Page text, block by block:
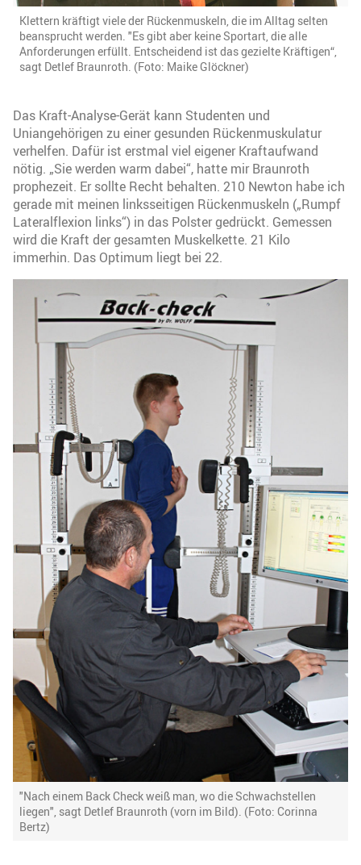
Klettern kräftigt viele der Rückenmuskeln, die im Alltag selten
beansprucht werden. "Es gibt aber keine Sportart, die alle
Anforderungen erfüllt. Entscheidend ist das gezielte Kräftigen“,
sagt Detlef Braunroth. (Foto: Maike Glöckner)
Das Kraft-Analyse-Gerät kann Studenten und
Uniangehörigen zu einer gesunden Rückenmuskulatur
verhelfen. Dafür ist erstmal viel eigener Kraftaufwand
nötig. „Sie werden warm dabei“, hatte mir Braunroth
prophezeit. Er sollte Recht behalten. 210 Newton habe ich
gerade mit meinen linksseitigen Rückenmuskeln („Rumpf
Lateralflexion links“) in das Polster gedrückt. Gemessen
wird die Kraft der gesamten Muskelkette. 21 Kilo
immerhin. Das Optimum liegt bei 22.
"Nach einem Back Check weiß man, wo die Schwachstellen
liegen", sagt Detlef Braunroth (vorn im Bild). (Foto: Corinna
Bertz)